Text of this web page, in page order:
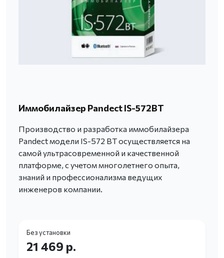
Иммобилайзер Pandect IS-572BT
Производство и разработка иммобилайзера
Pandect модели IS-572 BT осуществляется на
самой ультрасовременной и качественной
платформе, с учетом многолетнего опыта,
знаний и профессионализма ведущих
инженеров компании.
Без установки
21 469 р.